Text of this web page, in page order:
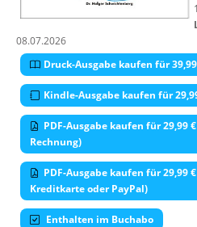
08.07.2026
Druck-Ausgabe kaufen für
Kindle-Ausgabe kaufen für
PDF-Ausgabe kaufen für 29,99
Rechnung)
PDF-Ausgabe kaufen für 29,99
Kreditkarte oder PayPal)
Enthalten im Buchabo